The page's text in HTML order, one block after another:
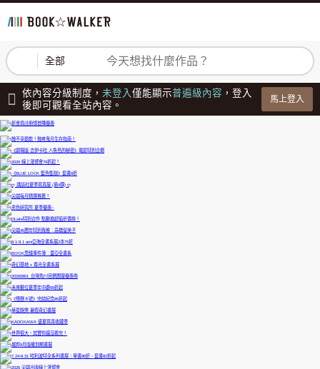
全部 登入 註冊
依內容分級制度， 未登入僅能顯示普遍級內容 ，登入
後即可觀看全站內容。
馬上登入